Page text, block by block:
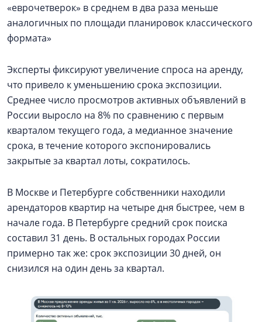
«еврочетверок» в среднем в два раза меньше
аналогичных по площади планировок классического
формата»
Эксперты фиксируют увеличение спроса на аренду,
что привело к уменьшению срока экспозиции.
Среднее число просмотров активных объявлений в
России выросло на 8% по сравнению с первым
кварталом текущего года, а медианное значение
срока, в течение которого экспонировались
закрытые за квартал лоты, сократилось.
В Москве и Петербурге собственники находили
арендаторов квартир на четыре дня быстрее, чем в
начале года. В Петербурге средний срок поиска
составил 31 день. В остальных городах России
примерно так же: срок экспозиции 30 дней, он
снизился на один день за квартал.